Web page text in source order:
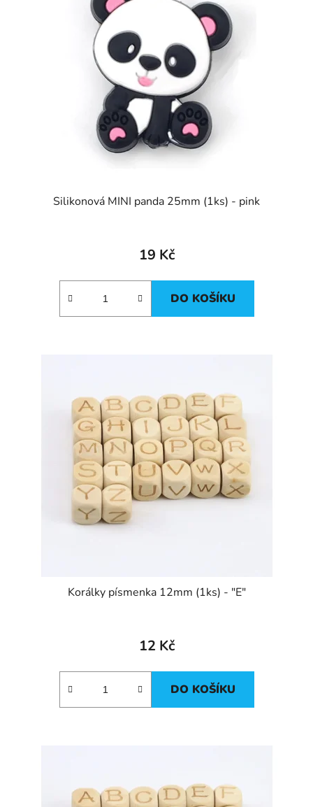
Silikonová MINI panda 25mm (1ks) - pink
19 Kč
DO KOŠÍKU
Korálky písmenka 12mm (1ks) - "E"
12 Kč
DO KOŠÍKU